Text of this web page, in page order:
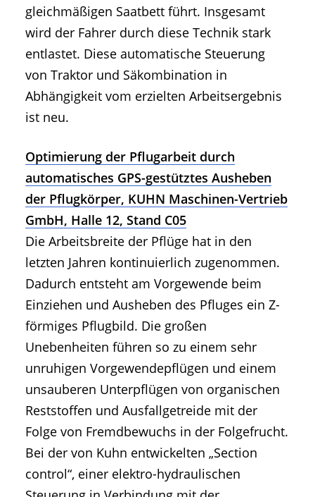
gleichmäßigen Saatbett führt. Insgesamt
wird der Fahrer durch diese Technik stark
entlastet. Diese automatische Steuerung
von Traktor und Säkombination in
Abhängigkeit vom erzielten Arbeitsergebnis
ist neu.
Optimierung der Pflugarbeit durch
automatisches GPS-gestütztes Ausheben
der Pflugkörper, KUHN Maschinen-Vertrieb
GmbH, Halle 12, Stand C05
Die Arbeitsbreite der Pflüge hat in den
letzten Jahren kontinuierlich zugenommen.
Dadurch entsteht am Vorgewende beim
Einziehen und Ausheben des Pfluges ein Z-
förmiges Pflugbild. Die großen
Unebenheiten führen so zu einem sehr
unruhigen Vorgewendepflügen und einem
unsauberen Unterpflügen von organischen
Reststoffen und Ausfallgetreide mit der
Folge von Fremdbewuchs in der Folgefrucht.
Bei der von Kuhn entwickelten „Section
control“, einer elektro-hydraulischen